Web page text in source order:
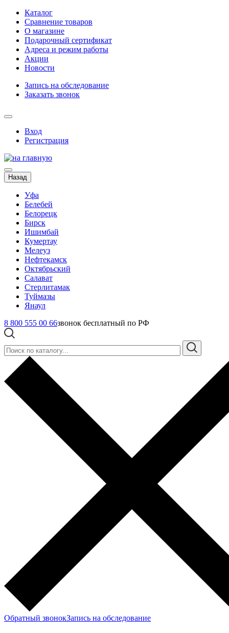
Каталог
Сравнение товаров
О магазине
Подарочный сертификат
Адреса и режим работы
Акции
Новости
Запись на обследование
Заказать звонок
Вход
Регистрация
Назад
Уфа
Белебей
Белорецк
Бирск
Ишимбай
Кумертау
Мелеуз
Нефтекамск
Октябрьский
Салават
Стерлитамак
Туймазы
Янаул
8 800 555 00 66звонок бесплатный по РФ
Обратный звонокЗапись на обследование